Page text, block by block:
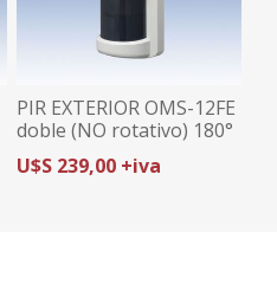
PIR EXTERIOR OMS-12FE
doble (NO rotativo) 180°
-TAKEX
U$S 239,00 +iva